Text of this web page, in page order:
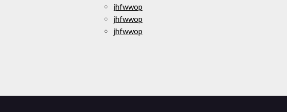
jhfwwop
jhfwwop
jhfwwop